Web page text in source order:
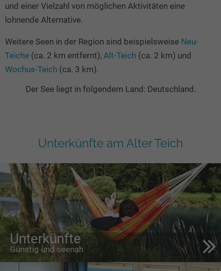
und einer Vielzahl von möglichen Aktivitäten eine
lohnende Alternative.
Weitere Seen in der Region sind beispielsweise Neu-
Teiche (ca. 2 km entfernt), Alt-Teich (ca. 2 km) und
Wochus-Teich (ca. 3 km).
Der See liegt in folgendem Land: Deutschland.
Unterkünfte am Alter Teich
Unterkünfte
Günstig und seenah